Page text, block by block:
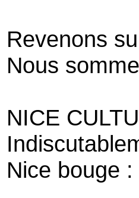
Revenons
Nous
NICE
Nice bouge